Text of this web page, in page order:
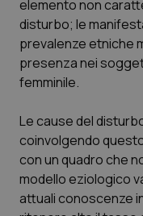
Tumore
Tumori del
Tumori
Ulcera &
Vaccini
elemento non
disturbo; le
prevalenze etniche
presenza nei
femminile.
Le cause del
coinvolgendo
con un quadro che
modello eziologico
attuali conoscenze